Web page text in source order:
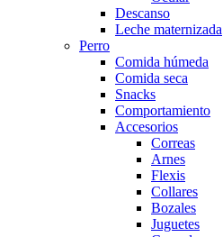
Descanso
Leche maternizada
Perro
Comida húmeda
Comida seca
Snacks
Comportamiento
Accesorios
Correas
Arnes
Flexis
Collares
Bozales
Juguetes